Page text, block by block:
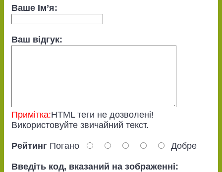
Ваше Ім’я:
Ваш відгук:
Примітка:HTML теги не дозволені!
Використовуйте звичайний текст.
Рейтинг Погано Добре
Введіть код, вказаний на зображенні: